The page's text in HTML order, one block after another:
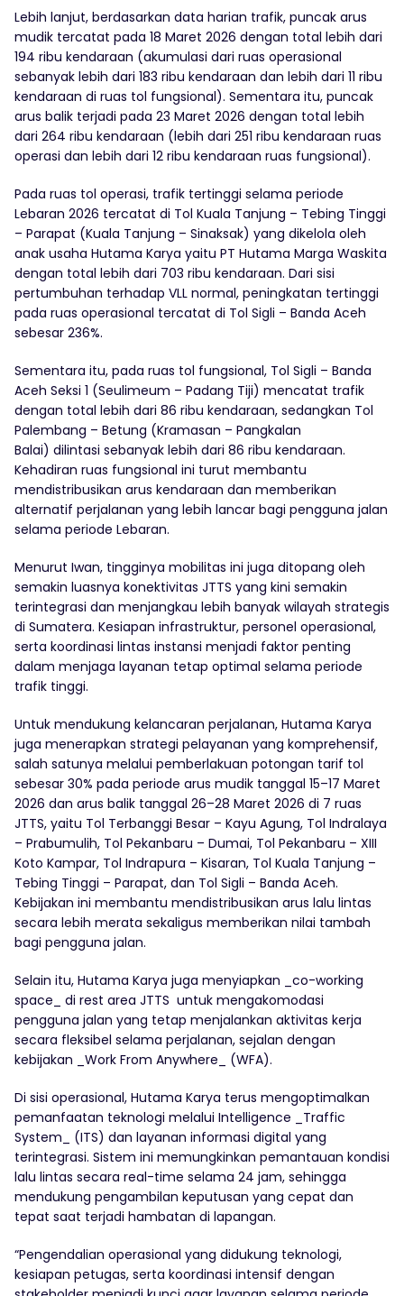
Lebih lanjut, berdasarkan data harian trafik, puncak arus
mudik tercatat pada 18 Maret 2026 dengan total lebih dari
194 ribu kendaraan (akumulasi dari ruas operasional
sebanyak lebih dari 183 ribu kendaraan dan lebih dari 11 ribu
kendaraan di ruas tol fungsional). Sementara itu, puncak
arus balik terjadi pada 23 Maret 2026 dengan total lebih
dari 264 ribu kendaraan (lebih dari 251 ribu kendaraan ruas
operasi dan lebih dari 12 ribu kendaraan ruas fungsional).
Pada ruas tol operasi, trafik tertinggi selama periode
Lebaran 2026 tercatat di Tol Kuala Tanjung – Tebing Tinggi
– Parapat (Kuala Tanjung – Sinaksak) yang dikelola oleh
anak usaha Hutama Karya yaitu PT Hutama Marga Waskita
dengan total lebih dari 703 ribu kendaraan. Dari sisi
pertumbuhan terhadap VLL normal, peningkatan tertinggi
pada ruas operasional tercatat di Tol Sigli – Banda Aceh
sebesar 236%.
Sementara itu, pada ruas tol fungsional, Tol Sigli – Banda
Aceh Seksi 1 (Seulimeum – Padang Tiji) mencatat trafik
dengan total lebih dari 86 ribu kendaraan, sedangkan Tol
Palembang – Betung (Kramasan – Pangkalan
Balai) dilintasi sebanyak lebih dari 86 ribu kendaraan.
Kehadiran ruas fungsional ini turut membantu
mendistribusikan arus kendaraan dan memberikan
alternatif perjalanan yang lebih lancar bagi pengguna jalan
selama periode Lebaran.
Menurut Iwan, tingginya mobilitas ini juga ditopang oleh
semakin luasnya konektivitas JTTS yang kini semakin
terintegrasi dan menjangkau lebih banyak wilayah strategis
di Sumatera. Kesiapan infrastruktur, personel operasional,
serta koordinasi lintas instansi menjadi faktor penting
dalam menjaga layanan tetap optimal selama periode
trafik tinggi.
Untuk mendukung kelancaran perjalanan, Hutama Karya
juga menerapkan strategi pelayanan yang komprehensif,
salah satunya melalui pemberlakuan potongan tarif tol
sebesar 30% pada periode arus mudik tanggal 15–17 Maret
2026 dan arus balik tanggal 26–28 Maret 2026 di 7 ruas
JTTS, yaitu Tol Terbanggi Besar – Kayu Agung, Tol Indralaya
– Prabumulih, Tol Pekanbaru – Dumai, Tol Pekanbaru – XIII
Koto Kampar, Tol Indrapura – Kisaran, Tol Kuala Tanjung –
Tebing Tinggi – Parapat, dan Tol Sigli – Banda Aceh.
Kebijakan ini membantu mendistribusikan arus lalu lintas
secara lebih merata sekaligus memberikan nilai tambah
bagi pengguna jalan.
Selain itu, Hutama Karya juga menyiapkan _co-working
space_ di rest area JTTS untuk mengakomodasi
pengguna jalan yang tetap menjalankan aktivitas kerja
secara fleksibel selama perjalanan, sejalan dengan
kebijakan _Work From Anywhere_ (WFA).
Di sisi operasional, Hutama Karya terus mengoptimalkan
pemanfaatan teknologi melalui Intelligence _Traffic
System_ (ITS) dan layanan informasi digital yang
terintegrasi. Sistem ini memungkinkan pemantauan kondisi
lalu lintas secara real-time selama 24 jam, sehingga
mendukung pengambilan keputusan yang cepat dan
tepat saat terjadi hambatan di lapangan.
“Pengendalian operasional yang didukung teknologi,
kesiapan petugas, serta koordinasi intensif dengan